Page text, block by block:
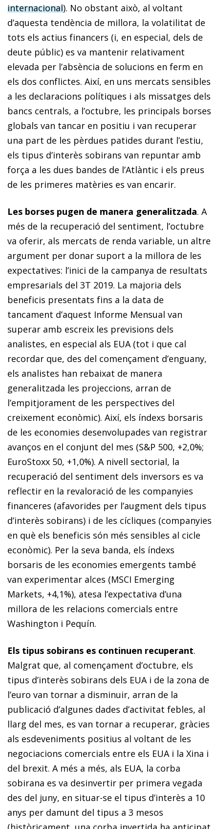
internacional). No obstant això, al voltant
d’aquesta tendència de millora, la volatilitat de
tots els actius financers (i, en especial, dels de
deute públic) es va mantenir relativament
elevada per l’absència de solucions en ferm en
els dos conflictes. Així, en uns mercats sensibles
a les declaracions polítiques i als missatges dels
bancs centrals, a l’octubre, les principals borses
globals van tancar en positiu i van recuperar
una part de les pèrdues patides durant l’estiu,
els tipus d’interès sobirans van repuntar amb
força a les dues bandes de l’Atlàntic i els preus
de les primeres matèries es van encarir.
Les borses pugen de manera generalitzada. A
més de la recuperació del sentiment, l’octubre
va oferir, als mercats de renda variable, un altre
argument per donar suport a la millora de les
expectatives: l’inici de la campanya de resultats
empresarials del 3T 2019. La majoria dels
beneficis presentats fins a la data de
tancament d’aquest Informe Mensual van
superar amb escreix les previsions dels
analistes, en especial als EUA (tot i que cal
recordar que, des del començament d’enguany,
els analistes han rebaixat de manera
generalitzada les projeccions, arran de
l’empitjorament de les perspectives del
creixement econòmic). Així, els índexs borsaris
de les economies desenvolupades van registrar
avanços en el conjunt del mes (S&P 500, +2,0%;
Euro­Stoxx 50, +1,0%). A nivell sectorial, la
recuperació del sentiment dels inversors es va
reflectir en la revaloració de les companyies
financeres (afavorides per l’augment dels tipus
d’interès sobirans) i de les cícliques (companyies
en què els beneficis són més sensibles al cicle
econòmic). Per la seva banda, els índexs
borsaris de les economies emergents també
van experimentar alces (MSCI Emerging
Markets, +4,1%), atesa l’expectativa d’una
millora de les relacions comercials entre
Washington i Pequín.
Els tipus sobirans es continuen recuperant.
Malgrat que, al començament d’octubre, els
tipus d’interès sobirans dels EUA i de la zona de
l’euro van tornar a disminuir, arran de la
publicació d’algunes dades d’activitat febles, al
llarg del mes, es van tornar a recuperar, gràcies
als esdeveniments positius al voltant de les
negociacions comercials entre els EUA i la Xina i
del brexit. A més a més, als EUA, la corba
sobirana es va desinvertir per primera vegada
des del juny, en situar-se el tipus d’interès a 10
anys per damunt del tipus a 3 mesos